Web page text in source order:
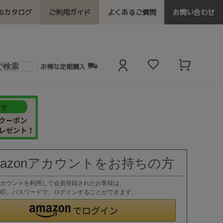
カタログ ご利用ガイド よくあるご質問 お問い合わせ
お得な定期購入
アカウントをお持ちの方
ウントを利用して会員登録されたお客様は、
、パスワードで、ログインすることができます。